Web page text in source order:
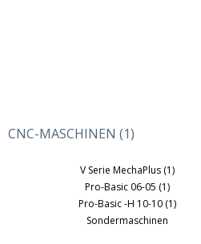
CNC-MASCHINEN (1)
V Serie MechaPlus (1)
Pro-Basic 06-05 (1)
Pro-Basic -H 10-10 (1)
Sondermaschinen